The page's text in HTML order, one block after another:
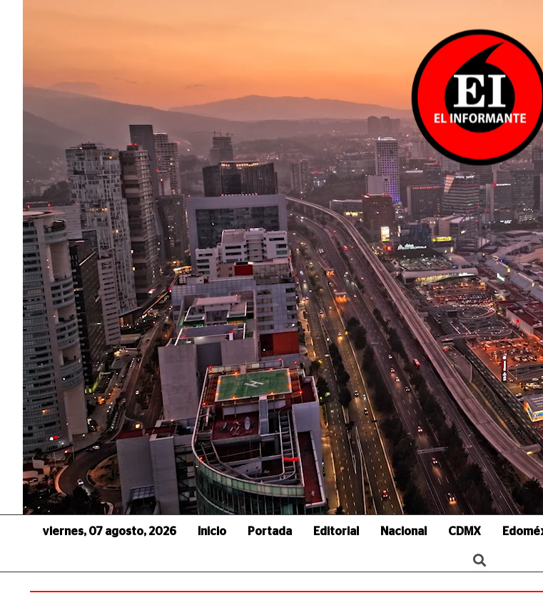
viernes, 07 agosto, 2026 Inicio Portada Editorial Nacional CDMX